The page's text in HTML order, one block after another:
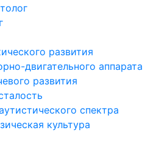
развития
двигательного аппарата
развития
спектра
культура